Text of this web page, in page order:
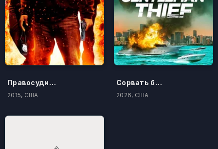
Правосудие по-американски
2015, США
Сорвать банк 3: Вор-джентльмен
2026, США